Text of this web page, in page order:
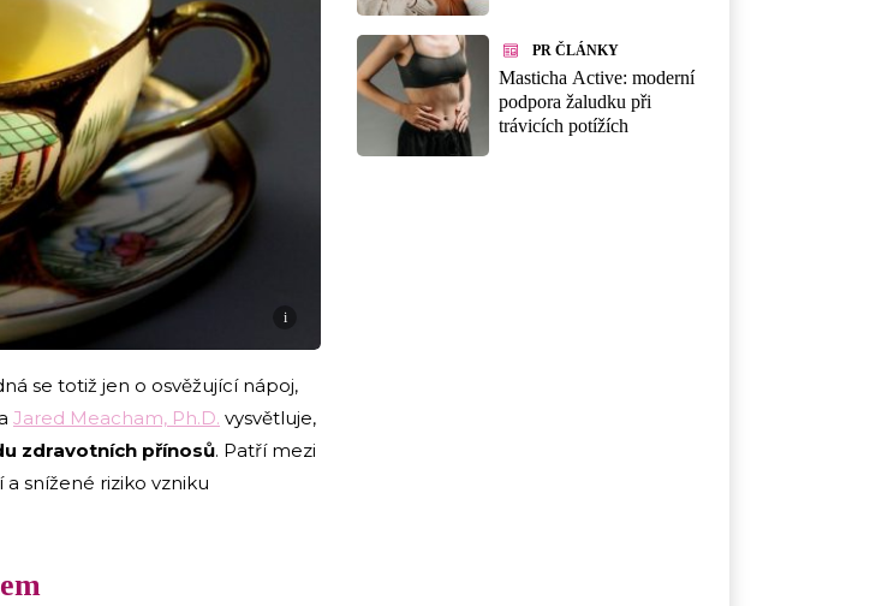
i
se totiž jen o osvěžující nápoj,
Jared Meacham, Ph.D. vysvětluje,
zdravotních přínosů. Patří mezi
snížené riziko vzniku
PR ČLÁNKY
Masticha Active: moderní
podpora žaludku při
trávicích potížích